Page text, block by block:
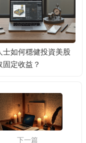
士如何穩健投資美股
固定收益？
下一篇